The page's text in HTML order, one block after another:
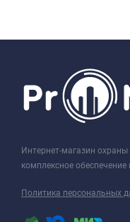
Интернет-магазин охраны
комплексное обеспечение
Политика персональных